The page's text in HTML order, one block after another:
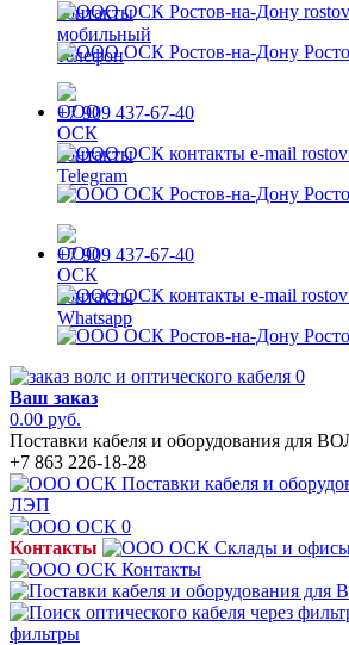
+7 909 437-67-40
+7 909 437-67-40
0
Ваш заказ
0.00 руб.
Поставки кабеля и оборудования для
+7 863 226-18-28
0
Контакты
фильтры